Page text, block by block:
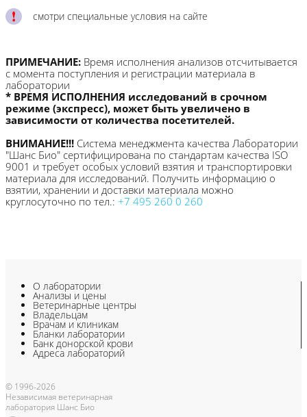
смотри специальные условия на сайте
ПРИМЕЧАНИЕ: Время исполнения анализов отсчитывается
с момента поступления и регистрации материала в
лаборатории
* ВРЕМЯ ИСПОЛНЕНИЯ исследований в срочном
режиме (экспресс), может быть увеличено в
зависимости от количества посетителей.
ВНИМАНИЕ!!! Система менеджмента качества Лаборатории
"Шанс Био" сертифицирована по стандартам качества ISO
9001 и требует особых условий взятия и транспортировки
материала для исследований. Получить информацию о
взятии, хранении и доставки материала можно
круглосуточно по тел.: +7 495 260 0 260
О лаборатории
Анализы и цены
Ветеринарные центры
Владельцам
Врачам и клиникам
Бланки лаборатории
Банк донорской крови
Адреса лабораторий
© 1996-2026
Независимая ветеринарная
лаборатория Шанс Био